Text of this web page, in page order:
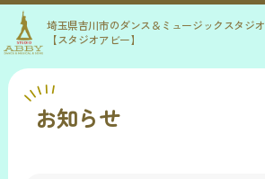
埼玉県吉川市のダンス＆ミュージックスタジオ
【スタジオアビー】
お知らせ